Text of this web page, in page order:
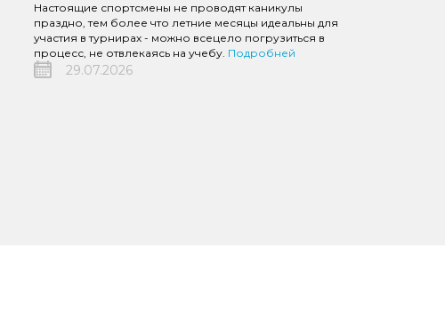
Настоящие спортсмены не проводят каникулы
праздно, тем более что летние месяцы идеальны для
участия в турнирах - можно всецело погрузиться в
процесс, не отвлекаясь на учебу. Подробней
29.07.2026